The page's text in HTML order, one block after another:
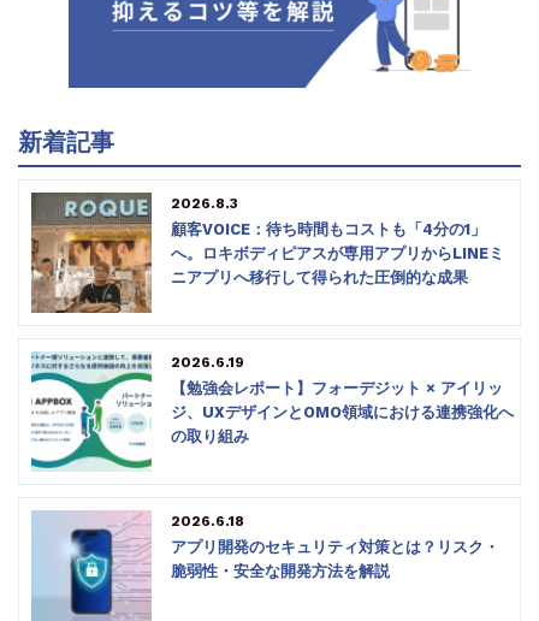
新着記事
2026.8.3
顧客VOICE：待ち時間もコストも「4分の1」
へ。ロキボディピアスが専用アプリからLINEミ
ニアプリへ移行して得られた圧倒的な成果
2026.6.19
【勉強会レポート】フォーデジット × アイリッ
ジ、UXデザインとOMO領域における連携強化へ
の取り組み
2026.6.18
アプリ開発のセキュリティ対策とは？リスク・
脆弱性・安全な開発方法を解説